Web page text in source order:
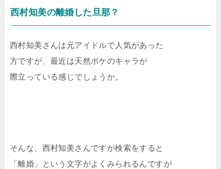
西村知美の離婚した旦那？
西村知美さんは元アイドルで人気があった
方ですが、最近は天然ボケのキャラが
際立っている感じでしょうか。
そんな、西村知美さんですが検索をすると
「離婚」という文字がよくみられるんですが